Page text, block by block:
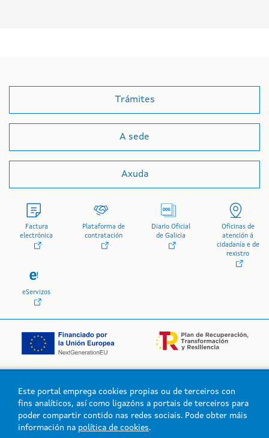
Trámites
A sede
Axuda
Factura
electrónica
Plataforma de
contratación
Diario Oficial
de Galicia
Oficinas de
atención á
cidadanía e de
rexistro
eServizos
Logo da Xunta de Galicia
Este portal emprega cookies propias ou de terceiros con
fins analíticos, así como ligazóns a portais de terceiros para
poder compartir contido nas redes sociais. Pode obter máis
información na política de cookies.